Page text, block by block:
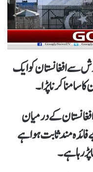
سے افغانستان کو ایک
کے درمیان
مند ثابت ہوا ہے
رہا ہے۔